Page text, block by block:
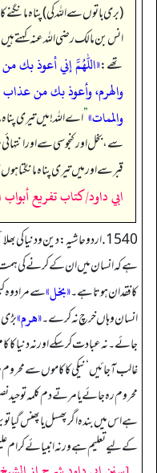
(بری باتوں سے اللہ کی) پناہ مانگنے
انس بن مالک رضی اللہ عنہ کہتے
تھے:«اللهم إني أعوذ بك
والهرم، وأعوذ بك من عذاب
والممات»”اے اللہ! میں تیری
سے، بخل اور کنجوسی سے اور
قبر سے اور میں تیری پناہ
ابي داود/كتاب تفريع أبواب
1540. اردو حاشیہ: دین و دنیا
ہے کہ انسان میں ان کے کرنے کی
کا فقدان ہوتا ہے۔«بخل»سےمراد وہ
انسان وہاں خرچ نہ کرے۔«ھرم»
جائے۔نہ عبادت کر سکے اور نہ دنیا کا
غالب آ جائیں ‘ نیکی کا کاموں سے
محروم رہ جائے یا مرتے دم کلمہ توحید
ہے اس میں بندہ اگر پھسل یا پھنس
کے لیے تعلیم ہے ورنہ انبیائے کرام